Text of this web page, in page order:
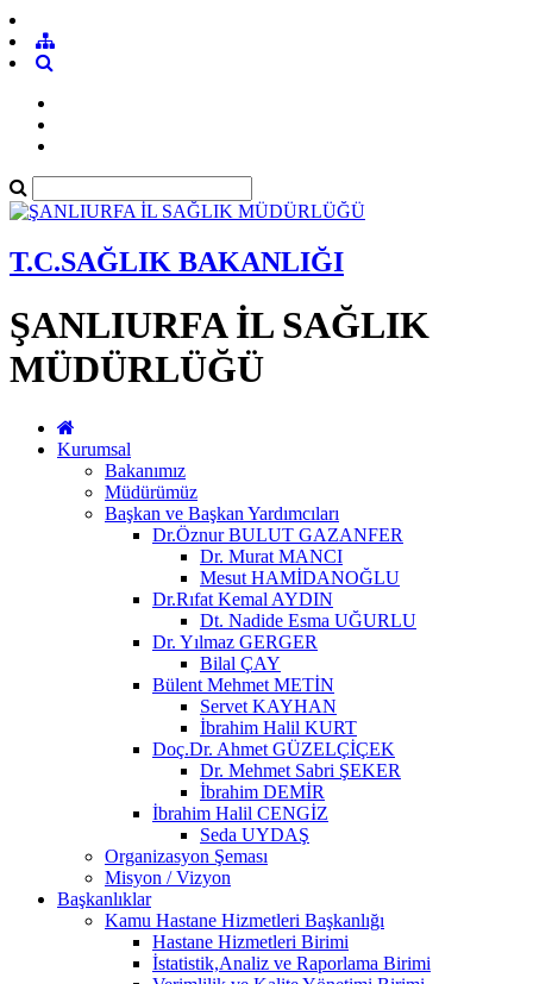
T.C.SAĞLIK BAKANLIĞI
ŞANLIURFA İL SAĞLIK
MÜDÜRLÜĞÜ
Kurumsal
Bakanımız
Müdürümüz
Başkan ve Başkan Yardımcıları
Dr.Öznur BULUT GAZANFER
Dr. Murat MANCI
Mesut HAMİDANOĞLU
Dr.Rıfat Kemal AYDIN
Dt. Nadide Esma UĞURLU
Dr. Yılmaz GERGER
Bilal ÇAY
Bülent Mehmet METİN
Servet KAYHAN
İbrahim Halil KURT
Doç.Dr. Ahmet GÜZELÇİÇEK
Dr. Mehmet Sabri ŞEKER
İbrahim DEMİR
İbrahim Halil CENGİZ
Seda UYDAŞ
Organizasyon Şeması
Misyon / Vizyon
Başkanlıklar
Kamu Hastane Hizmetleri Başkanlığı
Hastane Hizmetleri Birimi
İstatistik,Analiz ve Raporlama Birimi